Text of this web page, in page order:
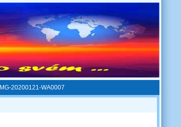
IMG-20200121-WA0007